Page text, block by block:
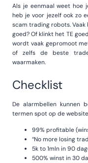
Als je eenmaal weet hoe
heb je voor jezelf ook zo
scam trading robots.
goed? Of klinkt het TE
wordt vaak gepromoot
of zelfs de beste
waarmaken.
Checklist
De alarmbellen kunnen
termen spot op de
99% profitable
“No more losing
5k to 1mln in 90
500% winst in 30